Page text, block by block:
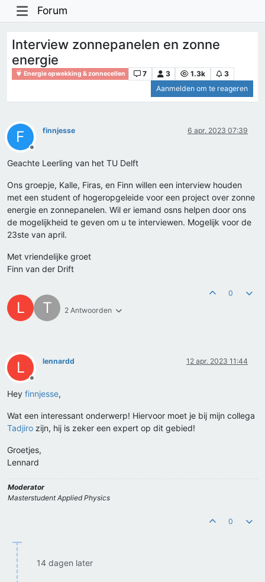
Forum
Interview zonnepanelen en zonne
energie
Energie opwekking & zonnecellen 7 3 1.3k
3
Aanmelden om te reageren
F
Offline
finnjesse 6 apr. 2023 07:39
Geachte Leerling van het TU Delft
Ons groepje, Kalle, Firas, en Finn willen een interview houden
met een student of hogeropgeleide voor een project over zonne
energie en zonnepanelen. Wil er iemand osns helpen door ons
de mogelijkheid te geven om u te interviewen. Mogelijk voor de
23ste van april.
Met vriendelijke groet
Finn van der Drift
L T 2 Antwoorden
0
L
Offline
lennardd 12 apr. 2023 11:44
Hey finnjesse,
Wat een interessant onderwerp! Hiervoor moet je bij mijn collega
Tadjiro zijn, hij is zeker een expert op dit gebied!
Groetjes,
Lennard
Moderator
Masterstudent Applied Physics
0
14 dagen later